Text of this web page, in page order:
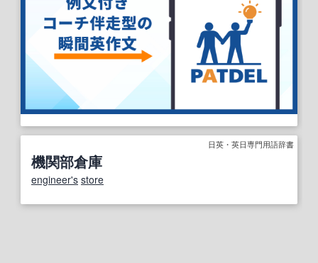
日英・英日専門用語辞書
機関部倉庫
engineer's store